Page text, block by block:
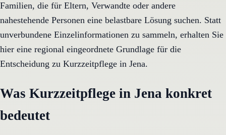
Familien, die für Eltern, Verwandte oder andere
nahestehende Personen eine belastbare Lösung suchen. Statt
unverbundene Einzelinformationen zu sammeln, erhalten Sie
hier eine regional eingeordnete Grundlage für die
Entscheidung zu Kurzzeitpflege in Jena.
Was Kurzzeitpflege in Jena konkret
bedeutet